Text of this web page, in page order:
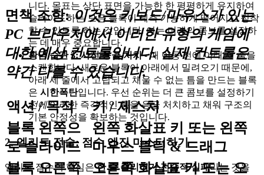
면책 조항: 이것은 키보드/마우스가 있는
PC 브라우저에서 이러한 유형의 게임에
대한 예상 컨트롤입니다. 실제 컨트롤은
약간 다를 수 있습니다.
액션 / 목적
키 / 제스처
블록 왼쪽으
로 슬라이드
왼쪽 화살표 키 또는 왼쪽
마우스 클릭 & 드래그
블록 오른쪽
오른쪽 화살표 키 또는 오
니다. 목표는 상단 표면을 가능한 한 평평하게 유지하여
슬라이드하는 모든 블록이 예측 가능하게 떨어지고 정착
할 수 있도록 하는 것입니다. 이는 미래의 콤보를 설정하
는 데 매우 중요합니다.
황금 습관 3: 사전 응급 처치- 매 이동 전에 아래 세 줄을
스캔합니다. 새로운 블록이 아래에서 밀려오기 때문에,
아래 세 줄에서 고립되고 채울 수 없는 틈을 만드는 블록
은 시한폭탄입니다. 우선 순위는 더 큰 콤보를 설정하기
전에이러한 즉각적인 틈을 응급 처치하고 채워 구조의
기본 안정성을 확보하는 것입니다.
2. 엘리트 전술: 점수 엔진 마스터하기
엘리트 점수의 핵심은한 줄 클리어가 전술적 실패라는 것을